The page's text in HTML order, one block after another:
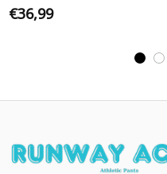
Schwarz Ärmel
€36,99